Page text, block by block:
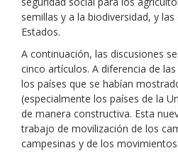
semillas y a la biodiversidad, y
Estados.
A continuación, las discusiones
cinco artículos. A diferencia de
los países que se habían
(especialmente los países de la
de manera constructiva. Esta
trabajo de movilización de los
campesinas y de los